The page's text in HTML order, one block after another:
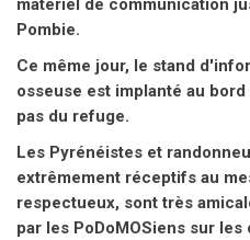
matériel de communication
Pombie.
Ce même jour, le stand
osseuse est implanté au
pas du refuge.
Les Pyrénéistes et
extrêmement réceptifs au
respectueux, sont très
par les PoDoMOSiens sur